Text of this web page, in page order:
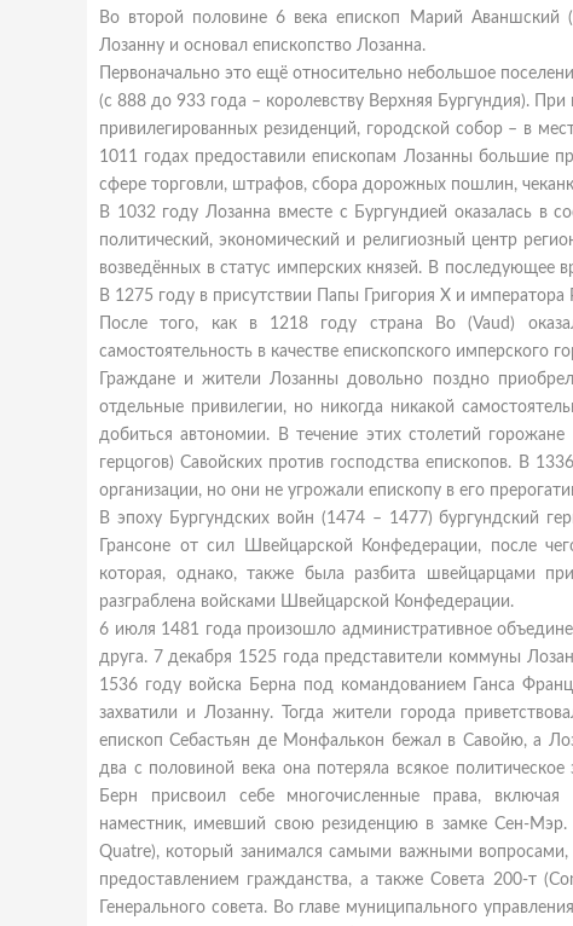
Во второй половине 6 века епископ Марий Аваншский
Лозанну и основал епископство Лозанна.
Первоначально это ещё относительно небольшое
(с 888 до 933 года – королевству Верхняя Бургундия).
привилегированных резиденций, городской собор – в
1011 годах предоставили епископам Лозанны большие
сфере торговли, штрафов, сбора дорожных пошлин,
В 1032 году Лозанна вместе с Бургундией оказалась в
политический, экономический и религиозный центр
возведённых в статус имперских князей. В последующее
В 1275 году в присутствии Папы Григория X и
После того, как в 1218 году страна Во (Vaud)
самостоятельность в качестве епископского имперского
Граждане и жители Лозанны довольно поздно
отдельные привилегии, но никогда никакой
добиться автономии. В течение этих столетий
герцогов) Савойских против господства епископов. В
организации, но они не угрожали епископу в его
В эпоху Бургундских войн (1474 – 1477) бургундский
Грансоне от сил Швейцарской Конфедерации, после
которая, однако, также была разбита швейцарцами
разграблена войсками Швейцарской Конфедерации.
6 июля 1481 года произошло административное
друга. 7 декабря 1525 года представители коммуны
1536 году войска Берна под командованием Ганса
захватили и Лозанну. Тогда жители города
епископ Себастьян де Монфалькон бежал в Савойю, а
два с половиной века она потеряла всякое
Берн присвоил себе многочисленные права,
наместник, имевший свою резиденцию в замке Сен-
Quatre), который занимался самыми важными вопросами,
предоставлением гражданства, а также Совета 200-т
Генерального совета. Во главе муниципального